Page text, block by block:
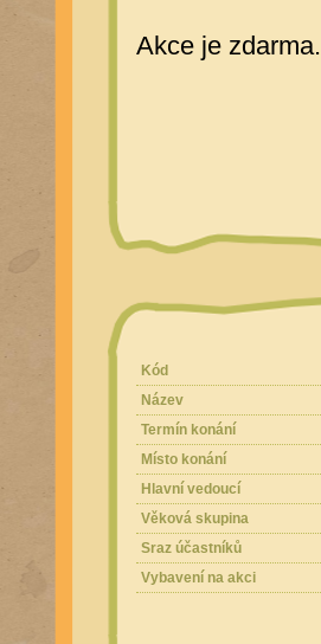
Akce je zdarma.
Kód
Název
Termín konání
Místo konání
Hlavní vedoucí
Věková skupina
Sraz účastníků
Vybavení na akci